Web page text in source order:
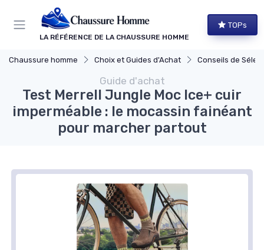
LA RÉFÉRENCE DE LA CHAUSSURE HOMME
TOPs
Chaussure homme Choix et Guides d'Achat Conseils de
Guide d'achat
Test Merrell Jungle Moc Ice+ cuir
imperméable : le mocassin fainéant
pour marcher partout
Panneau de gestion des cookies